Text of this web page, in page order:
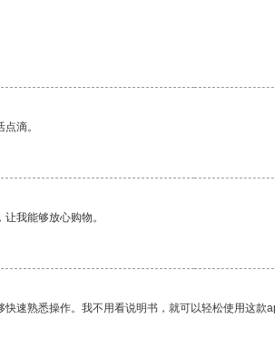
滴。
我能够放心购物。
速熟悉操作。我不用看说明书，就可以轻松使用这款